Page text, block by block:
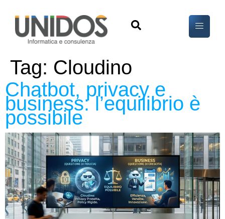
Tag: Cloudino
Chatbot, privacy e
business: l’equilibrio è
possibile